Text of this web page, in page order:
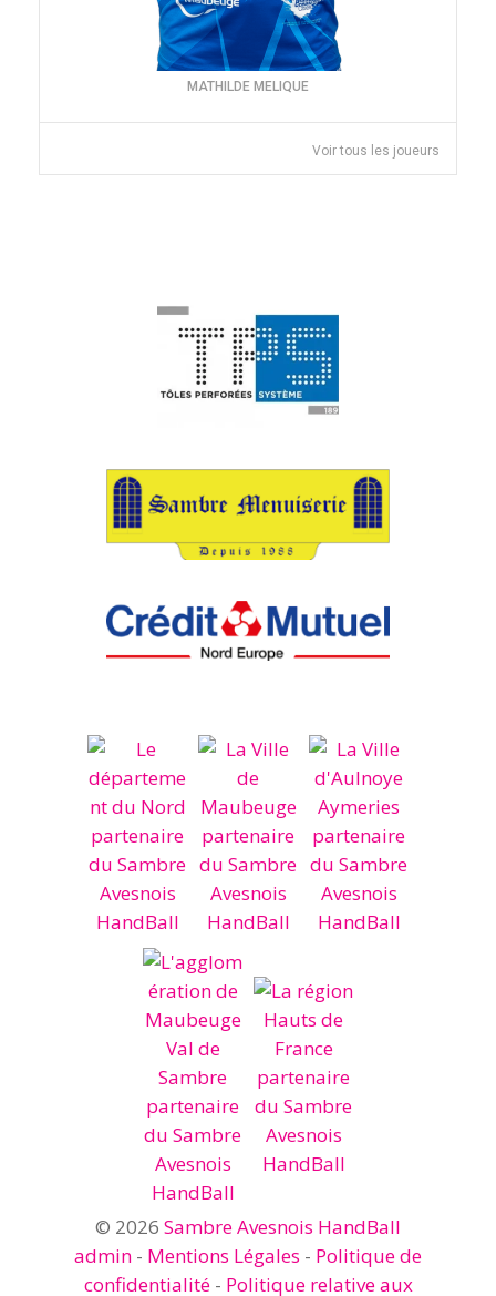
MATHILDE MELIQUE
Voir tous les joueurs
© 2026 Sambre Avesnois HandBall
admin - Mentions Légales - Politique de
confidentialité- Politique relative aux